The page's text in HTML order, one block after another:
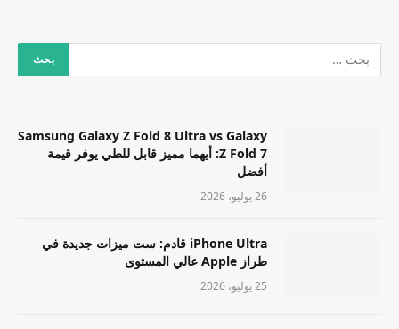
Samsung Galaxy Z Fold 8 Ultra vs Galaxy
Z Fold 7: أيهما مميز قابل للطي يوفر قيمة
أفضل
26 يوليو، 2026
iPhone Ultra قادم: ست ميزات جديدة في
طراز Apple عالي المستوى
25 يوليو، 2026